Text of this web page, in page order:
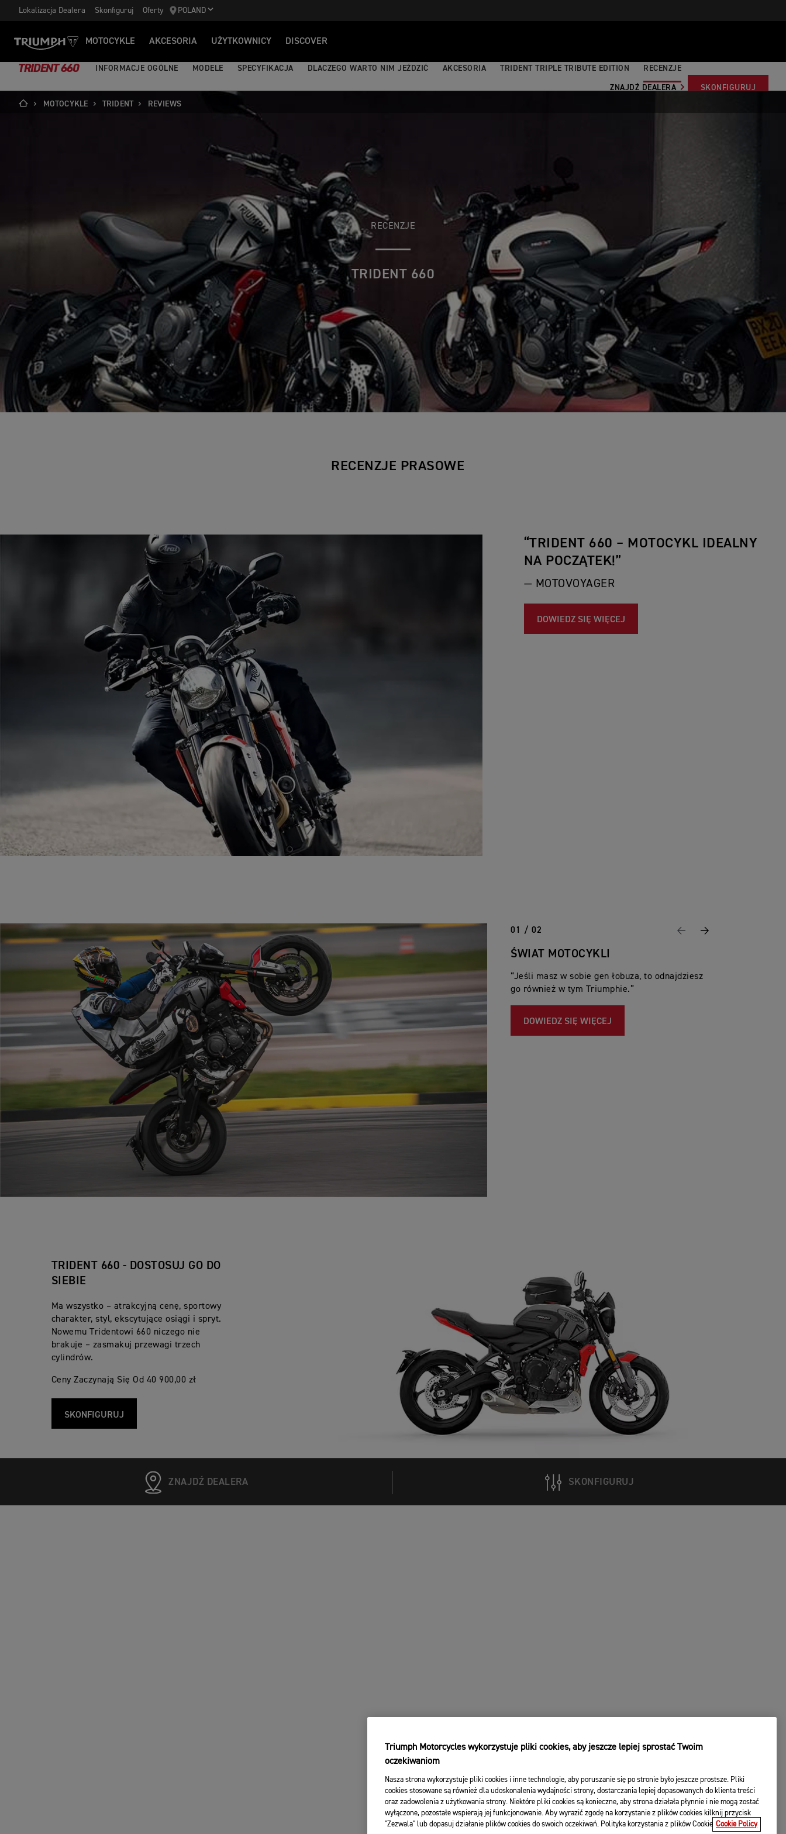
Lokalizacja Dealera Skonfiguruj Oferty POLAND
MOTOCYKLE AKCESORIA UŻYTKOWNICY DISCOVER
TRIDENT 660 INFORMACJE OGÓLNE MODELE SPECYFIKACJA DLACZEGO WARTO NIM JEŹDZIĆ AKCESORIA TRIDENT TRIPLE TRIBUTE EDITION RECENZJE
ZNAJDŹ DEALERA
SKONFIGURUJ
MOTOCYKLE
TRIDENT REVIEWS
RECENZJE
TRIDENT 660
RECENZJE PRASOWE
“TRIDENT 660 – MOTOCYKL IDEALNY
NA POCZĄTEK!”
— MOTOVOYAGER
DOWIEDZ SIĘ WIĘCEJ
01 / 02 WsteczNastępny
ŚWIAT MOTOCYKLI
“Jeśli masz w sobie gen łobuza, to odnajdziesz
go również w tym Triumphie.”
DOWIEDZ SIĘ WIĘCEJ
TRIDENT 660 - DOSTOSUJ GO DO
SIEBIE
Ma wszystko – atrakcyjną cenę, sportowy
charakter, styl, ekscytujące osiągi i spryt.
Nowemu Tridentowi 660 niczego nie
brakuje – zasmakuj przewagi trzech
cylindrów.
Ceny Zaczynają Się Od 40 900,00 zł
SKONFIGURUJ
ZNAJDŹ DEALERA SKONFIGURUJ
Triumph Motorcycles wykorzystuje pliki cookies, aby jeszcze lepiej sprostać Twoim
oczekiwaniom
Nasza strona wykorzystuje pliki cookies i inne technologie, aby poruszanie się po stronie było jeszcze prostsze. Pliki
cookies stosowane są również dla udoskonalenia wydajności strony, dostarczania lepiej dopasowanych do klienta treści
oraz zadowolenia z użytkowania strony. Niektóre pliki cookies są konieczne, aby strona działała płynnie i nie mogą zostać
wyłączone, pozostałe wspierają jej funkcjonowanie. Aby wyrazić zgodę na korzystanie z plików cookies kilknij przycisk
"Zezwala" lub dopasuj działanie plików cookies do swoich oczekiwań. Polityka korzystania z plików Cookie Cookie Policy